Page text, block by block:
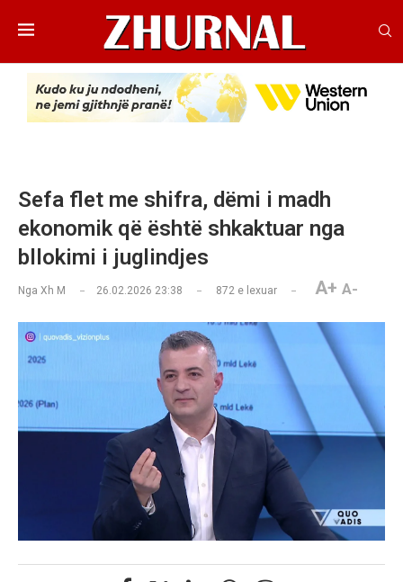
Sefa flet me shifra, dëmi i madh
ekonomik që është shkaktuar nga
bllokimi i juglindjes
Nga Xh M 26.02.2026 23:38 872 e lexuar A+ A-